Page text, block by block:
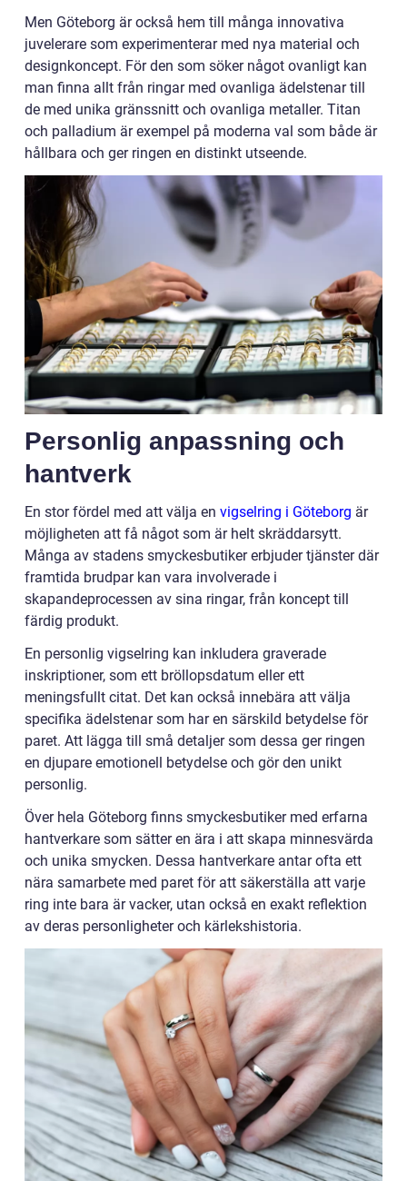
Men Göteborg är också hem till många innovativa
juvelerare som experimenterar med nya material och
designkoncept. För den som söker något ovanligt kan
man finna allt från ringar med ovanliga ädelstenar till
de med unika gränssnitt och ovanliga metaller. Titan
och palladium är exempel på moderna val som både är
hållbara och ger ringen en distinkt utseende.
Personlig anpassning och
hantverk
En stor fördel med att välja en vigselring i Göteborg är
möjligheten att få något som är helt skräddarsytt.
Många av stadens smyckesbutiker erbjuder tjänster där
framtida brudpar kan vara involverade i
skapandeprocessen av sina ringar, från koncept till
färdig produkt.
En personlig vigselring kan inkludera graverade
inskriptioner, som ett bröllopsdatum eller ett
meningsfullt citat. Det kan också innebära att välja
specifika ädelstenar som har en särskild betydelse för
paret. Att lägga till små detaljer som dessa ger ringen
en djupare emotionell betydelse och gör den unikt
personlig.
Över hela Göteborg finns smyckesbutiker med erfarna
hantverkare som sätter en ära i att skapa minnesvärda
och unika smycken. Dessa hantverkare antar ofta ett
nära samarbete med paret för att säkerställa att varje
ring inte bara är vacker, utan också en exakt reflektion
av deras personligheter och kärlekshistoria.